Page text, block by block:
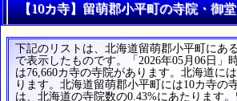
【10カ寺】留萌郡小平町の寺院・御
下記のリストは、北海道留萌郡小平町にあ
で表示したものです。「2026年05月06日」
は76,660カ寺の寺院があります。北海道に
ります。北海道留萌郡小平町には10カ寺の
は、北海道の寺院数の0.43%にあたります